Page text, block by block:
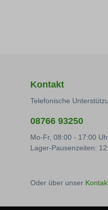
Kontakt
Telefonische
08766 93250
Mo-Fr, 08:00 - 17:00
Lager-Pausenzeiten:
Oder über unser